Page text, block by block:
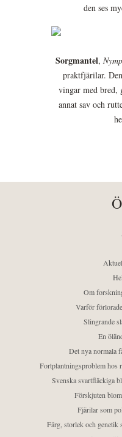
den ses
Sorgmantel,
praktfjärilar.
vingar med bred,
annat sav och
Om
Varför
Slingrande
En
Det nya normala
Fortplantningsproblem hos
Svenska svartfläckiga
Förskjuten
Fjärilar som
Färg, storlek och